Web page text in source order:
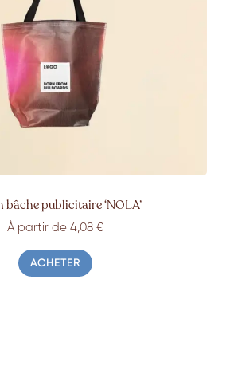
bâche publicitaire ‘NOLA’
À partir de4,08 €
ACHETER